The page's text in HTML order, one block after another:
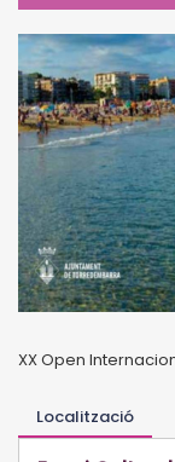
XX Open
Localització